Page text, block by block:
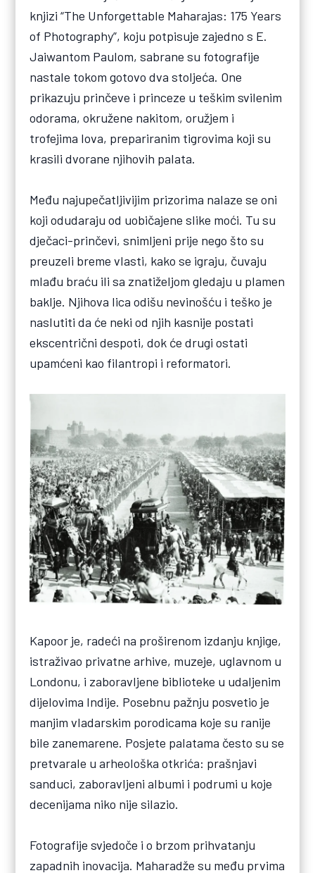
knjizi “The Unforgettable Maharajas: 175 Years
of Photography”, koju potpisuje zajedno s E.
Jaiwantom Paulom, sabrane su fotografije
nastale tokom gotovo dva stoljeća. One
prikazuju prinčeve i princeze u teškim svilenim
odorama, okružene nakitom, oružjem i
trofejima lova, prepariranim tigrovima koji su
krasili dvorane njihovih palata.
Među najupečatljivijim prizorima nalaze se oni
koji odudaraju od uobičajene slike moći. Tu su
dječaci-prinčevi, snimljeni prije nego što su
preuzeli breme vlasti, kako se igraju, čuvaju
mlađu braću ili sa znatiželjom gledaju u plamen
baklje. Njihova lica odišu nevinošću i teško je
naslutiti da će neki od njih kasnije postati
ekscentrični despoti, dok će drugi ostati
upamćeni kao filantropi i reformatori.
Kapoor je, radeći na proširenom izdanju knjige,
istraživao privatne arhive, muzeje, uglavnom u
Londonu, i zaboravljene biblioteke u udaljenim
dijelovima Indije. Posebnu pažnju posvetio je
manjim vladarskim porodicama koje su ranije
bile zanemarene. Posjete palatama često su se
pretvarale u arheološka otkrića: prašnjavi
sanduci, zaboravljeni albumi i podrumi u koje
decenijama niko nije silazio.
Fotografije svjedoče i o brzom prihvatanju
zapadnih inovacija. Maharadže su među prvima